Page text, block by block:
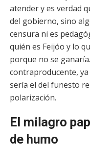
atender y es verdad
del gobierno, sino
censura ni es
quién es Feijóo y lo
porque no se
contraproducente,
sería el del funesto
polarización.
El milagro
de humo